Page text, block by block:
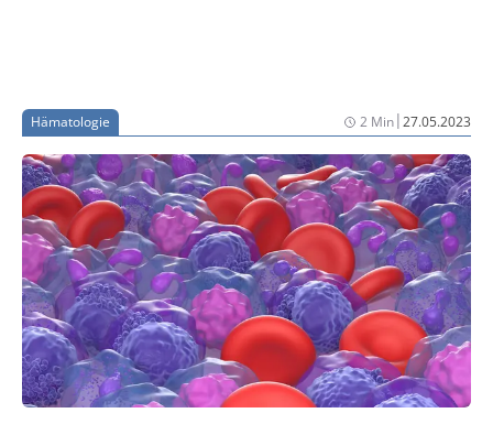
Hämatologie 2 Min|27.05.2023